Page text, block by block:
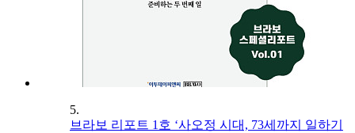
5.
브라보 리포트 1호 ‘사오정 시대, 73세까지 일하기